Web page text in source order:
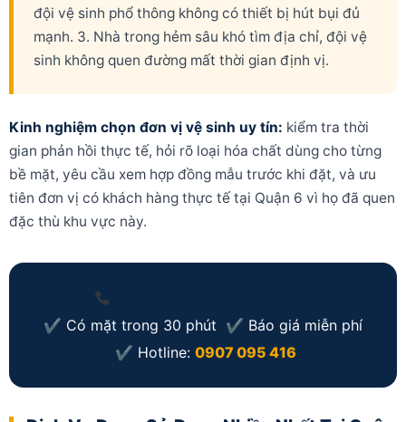
đội vệ sinh phổ thông không có thiết bị hút bụi đủ
mạnh. 3. Nhà trong hẻm sâu khó tìm địa chỉ, đội vệ
sinh không quen đường mất thời gian định vị.
Kinh nghiệm chọn đơn vị vệ sinh uy tín: kiểm tra thời
gian phản hồi thực tế, hỏi rõ loại hóa chất dùng cho từng
bề mặt, yêu cầu xem hợp đồng mẫu trước khi đặt, và ưu
tiên đơn vị có khách hàng thực tế tại Quận 6 vì họ đã quen
đặc thù khu vực này.
✔ Có mặt trong 30 phút ✔ Báo giá miễn phí
✔ Hotline: 0907 095 416